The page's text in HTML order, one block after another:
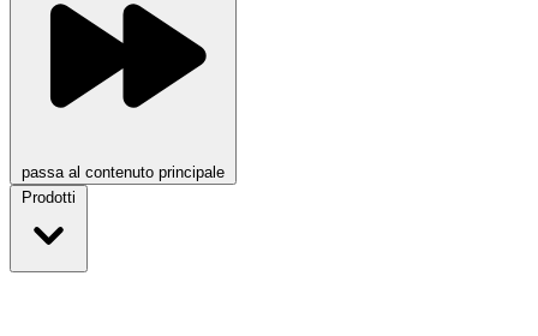
passa al contenuto principale
Prodotti